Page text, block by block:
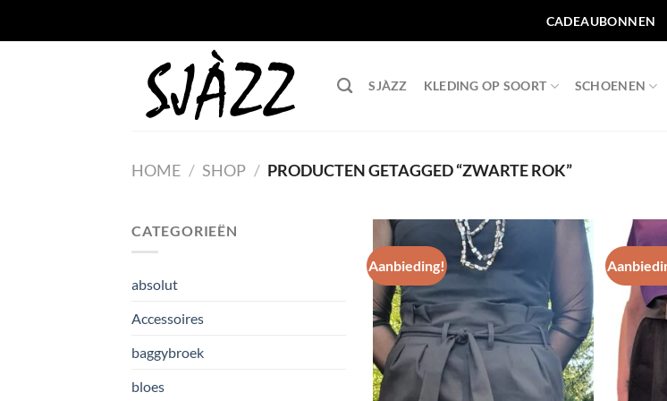
CADEAUBONNEN
SJÀZZ KLEDING OP SOORT SCHOENEN
HOME / SHOP / PRODUCTEN GETAGGED “ZWARTE ROK”
CATEGORIEËN
absolut
Accessoires
baggybroek
bloes
Aanbieding!
wenslijst